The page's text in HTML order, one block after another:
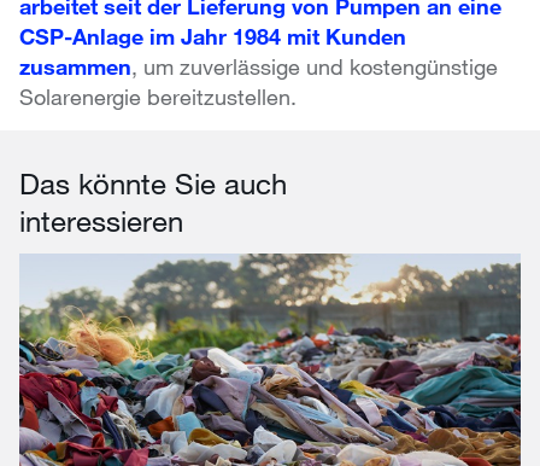
arbeitet seit der Lieferung von Pumpen an eine
CSP-Anlage im Jahr 1984 mit Kunden
zusammen, um zuverlässige und kostengünstige
Solarenergie bereitzustellen.
Das könnte Sie auch
interessieren